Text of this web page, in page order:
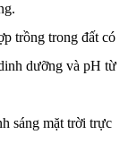
trồng trong đất có
dưỡng và pH từ
sáng mặt trời trực